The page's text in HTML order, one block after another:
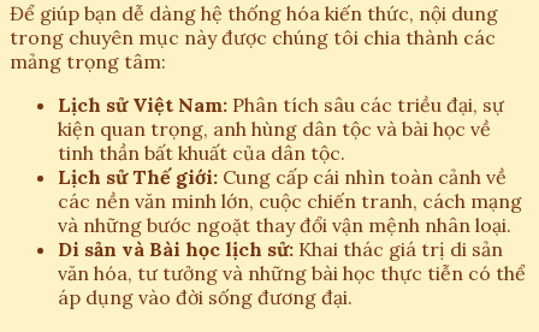
Để giúp bạn dễ dàng hệ thống hóa kiến thức, nội dung
trong chuyên mục này được chúng tôi chia thành các
mảng trọng tâm:
Lịch sử Việt Nam: Phân tích sâu các triều đại, sự
kiện quan trọng, anh hùng dân tộc và bài học về
tinh thần bất khuất của dân tộc.
Lịch sử Thế giới: Cung cấp cái nhìn toàn cảnh về
các nền văn minh lớn, cuộc chiến tranh, cách mạng
và những bước ngoặt thay đổi vận mệnh nhân loại.
Di sản và Bài học lịch sử: Khai thác giá trị di sản
văn hóa, tư tưởng và những bài học thực tiễn có thể
áp dụng vào đời sống đương đại.